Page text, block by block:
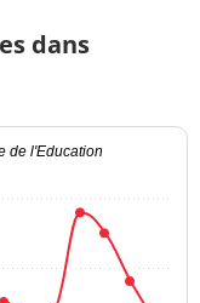
dans
de l'Education